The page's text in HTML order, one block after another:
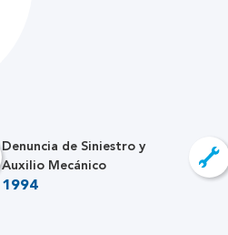
Denuncia de Siniestro y
Auxilio Mecánico
1994